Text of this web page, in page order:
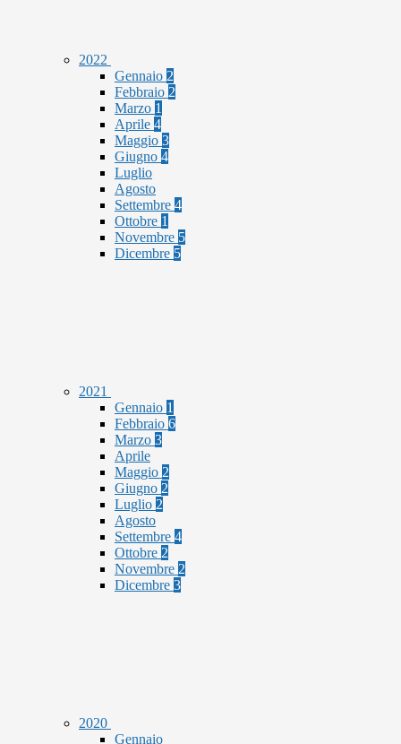
2022
Gennaio 2
Febbraio 2
Marzo 1
Aprile 4
Maggio 3
Giugno 4
Luglio
Agosto
Settembre 4
Ottobre 1
Novembre 5
Dicembre 5
2021
Gennaio 1
Febbraio 6
Marzo 3
Aprile
Maggio 2
Giugno 2
Luglio 2
Agosto
Settembre 4
Ottobre 2
Novembre 2
Dicembre 3
2020
Gennaio